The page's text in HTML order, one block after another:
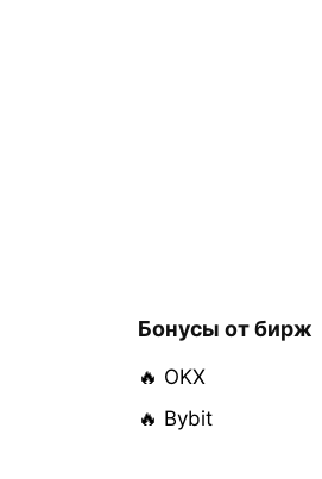
Бонусы от бирж
🔥 OKX
🔥 Bybit